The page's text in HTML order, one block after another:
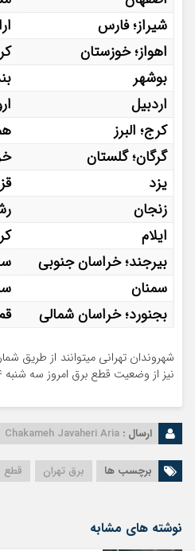
شیراز؛ فارس
اهواز؛ خوزستان
بوشهر
اردبیل
کرج؛ البرز
گرگان؛ گلستان
یزد
زنجان
ایلام
بیرجند؛ خراسان جنوبی
سمنان
بجنورد؛ خراسان شمالی
نیز از وضعیت قطع برق امروز سه شنبه ۴ شهریور ۱۴۰۴ مطلع شوند.
ارسال : Chakameh Javaheri Aria
برچسب ها برق تهران قطع
نوشته های مشابه